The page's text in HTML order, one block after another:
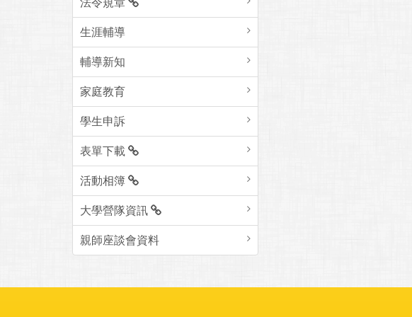
生涯輔導
輔導新知
家庭教育
學生申訴
表單下載
活動相簿
大學營隊資訊
親師座談會資料